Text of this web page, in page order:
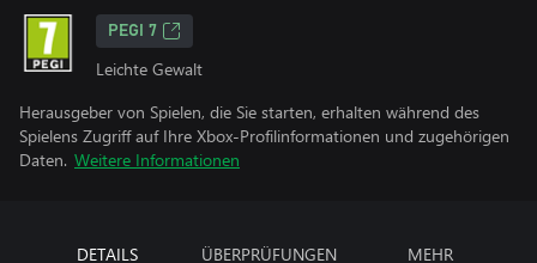
PEGI 7
Leichte Gewalt
Herausgeber von Spielen, die Sie starten, erhalten während des
Spielens Zugriff auf Ihre Xbox-Profilinformationen und zugehörigen
Daten. Weitere Informationen
DETAILS ÜBERPRÜFUNGEN MEHR